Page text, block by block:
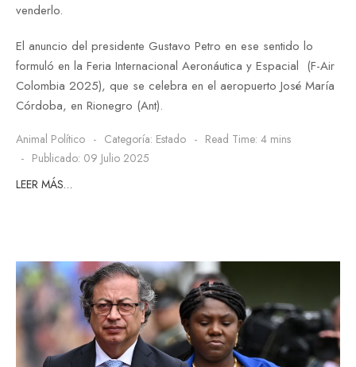
venderlo.
El anuncio del presidente Gustavo Petro en ese sentido lo
formuló en la Feria Internacional Aeronáutica y Espacial (F-Air
Colombia 2025), que se celebra en el aeropuerto José María
Córdoba, en Rionegro (Ant).
Animal Político Categoría: Estado
Read Time: 4 mins
Publicado: 09 Julio 2025
LEER MÁS…